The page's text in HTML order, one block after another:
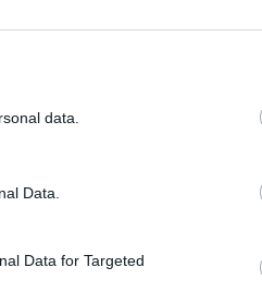
data.
Data.
Data for Targeted
malattia della madre e
condivideranno con lei
un suo superiore, il
episodi.